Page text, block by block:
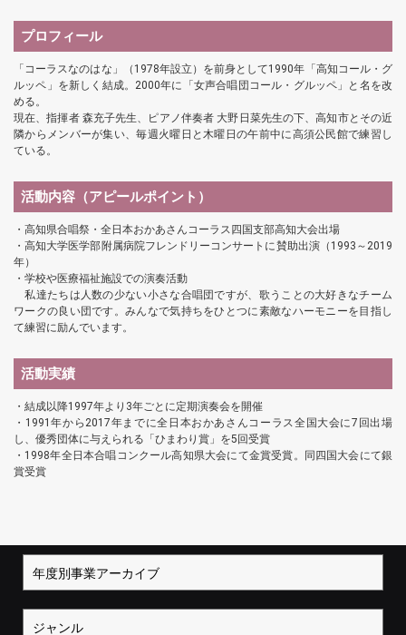
プロフィール
「コーラスなのはな」（1978年設立）を前身として1990年「高知コール・グ
ルッペ」を新しく結成。2000年に「女声合唱団コール・グルッペ」と名を改
める。
現在、指揮者 森充子先生、ピアノ伴奏者 大野日菜先生の下、高知市とその近
隣からメンバーが集い、毎週火曜日と木曜日の午前中に高須公民館で練習し
ている。
活動内容（アピールポイント）
・高知県合唱祭・全日本おかあさんコーラス四国支部高知大会出場
・高知大学医学部附属病院フレンドリーコンサートに賛助出演（1993～2019
年）
・学校や医療福祉施設での演奏活動
私達たちは人数の少ない小さな合唱団ですが、歌うことの大好きなチーム
ワークの良い団です。みんなで気持ちをひとつに素敵なハーモニーを目指し
て練習に励んでいます。
活動実績
・結成以降1997年より3年ごとに定期演奏会を開催
・1991年から2017年までに全日本おかあさんコーラス全国大会に7回出場
し、優秀団体に与えられる「ひまわり賞」を5回受賞
・1998年全日本合唱コンクール高知県大会にて金賞受賞。同四国大会にて銀
賞受賞